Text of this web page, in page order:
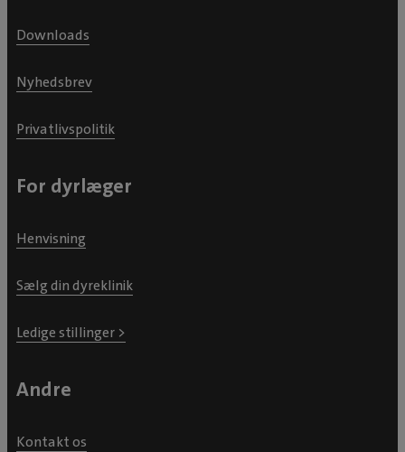
Downloads
Nyhedsbrev
Privatlivspolitik
For dyrlæger
Henvisning
Sælg din dyreklinik
Ledige stillinger >
Andre
Kontakt os